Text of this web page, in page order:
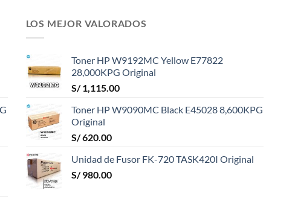
LOS MEJOR VALORADOS
Toner HP W9192MC Yellow E77822
28,000KPG Original
S/1,115.00
Toner HP W9090MC Black E45028 8,600KPG
Original
S/620.00
Unidad de Fusor FK-720 TASK420I Original
S/980.00